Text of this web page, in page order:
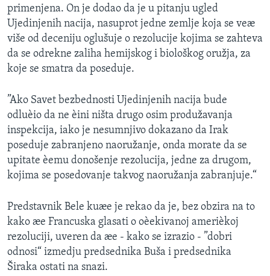
primenjena. On je dodao da je u pitanju ugled
Ujedinjenih nacija, nasuprot jedne zemlje koja se veæ
više od deceniju oglušuje o rezolucije kojima se zahteva
da se odrekne zaliha hemijskog i biološkog oružja, za
koje se smatra da poseduje.
”Ako Savet bezbednosti Ujedinjenih nacija bude
odluèio da ne èini ništa drugo osim produžavanja
inspekcija, iako je nesumnjivo dokazano da Irak
poseduje zabranjeno naoružanje, onda morate da se
upitate èemu donošenje rezolucija, jedne za drugom,
kojima se posedovanje takvog naoružanja zabranjuje.“
Predstavnik Bele kuæe je rekao da je, bez obzira na to
kako æe Francuska glasati o oèekivanoj amerièkoj
rezoluciji, uveren da æe - kako se izrazio - ”dobri
odnosi“ izmedju predsednika Buša i predsednika
Širaka ostati na snazi.